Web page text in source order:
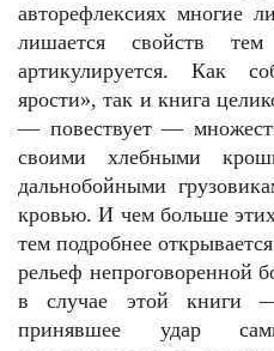
авторефлексиях многие
лишается свойств
артикулируется. Как
ярости», так и книга
— повествует —
своими хлебными
дальнобойными
кровью. И чем больше
тем подробнее
рельеф непроговоренной
в случае этой книги
принявшее удар